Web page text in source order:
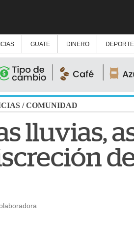
GUATE DINERO
/COMUNIDAD
lluvias,